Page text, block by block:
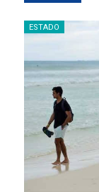
ESTADO